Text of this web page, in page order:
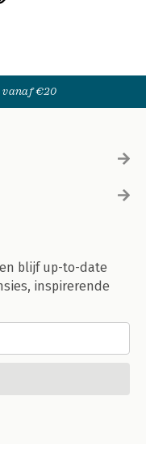
vanaf €20
blijf up-to-date
inspirerende